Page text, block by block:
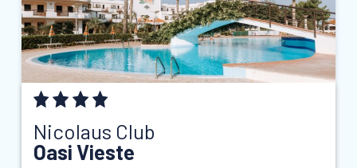
Nicolaus Club
Oasi Vieste